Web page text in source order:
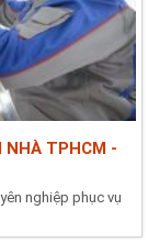
NHÀ TPHCM -
nghiệp phục vụ